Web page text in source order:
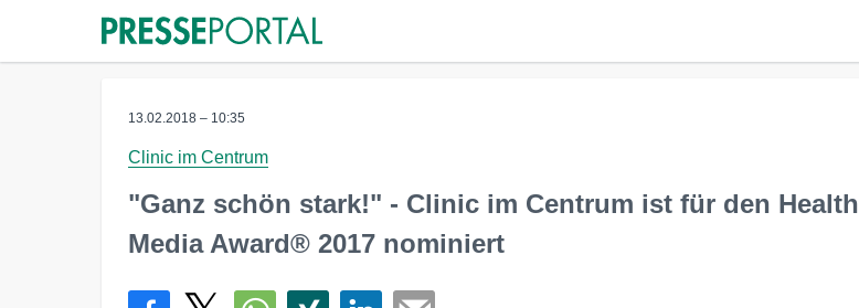
13.02.2018 – 10:35
Clinic im Centrum
"Ganz schön stark!" - Clinic im Centrum ist für den Health
Media Award® 2017 nominiert